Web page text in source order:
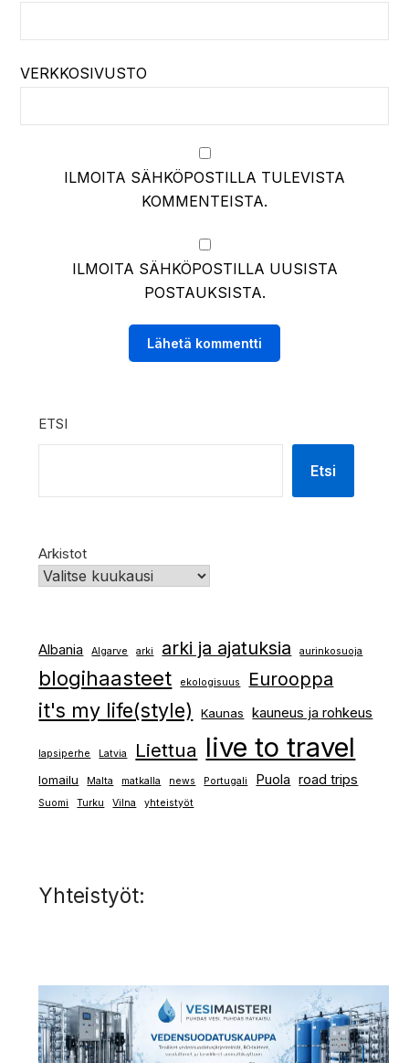
VERKKOSIVUSTO
ILMOITA SÄHKÖPOSTILLA TULEVISTA
KOMMENTEISTA.
ILMOITA SÄHKÖPOSTILLA UUSISTA
POSTAUKSISTA.
ETSI
Etsi
Arkistot
Albania Algarve arki arki ja ajatuksia aurinkosuoja
blogihaasteet ekologisuus Eurooppa
it's my life(style) Kaunas kauneus ja rohkeus
lapsiperhe Latvia Liettua live to travel
lomailu Malta matkalla news Portugali Puola road trips
Suomi Turku Vilna yhteistyöt
Yhteistyöt: